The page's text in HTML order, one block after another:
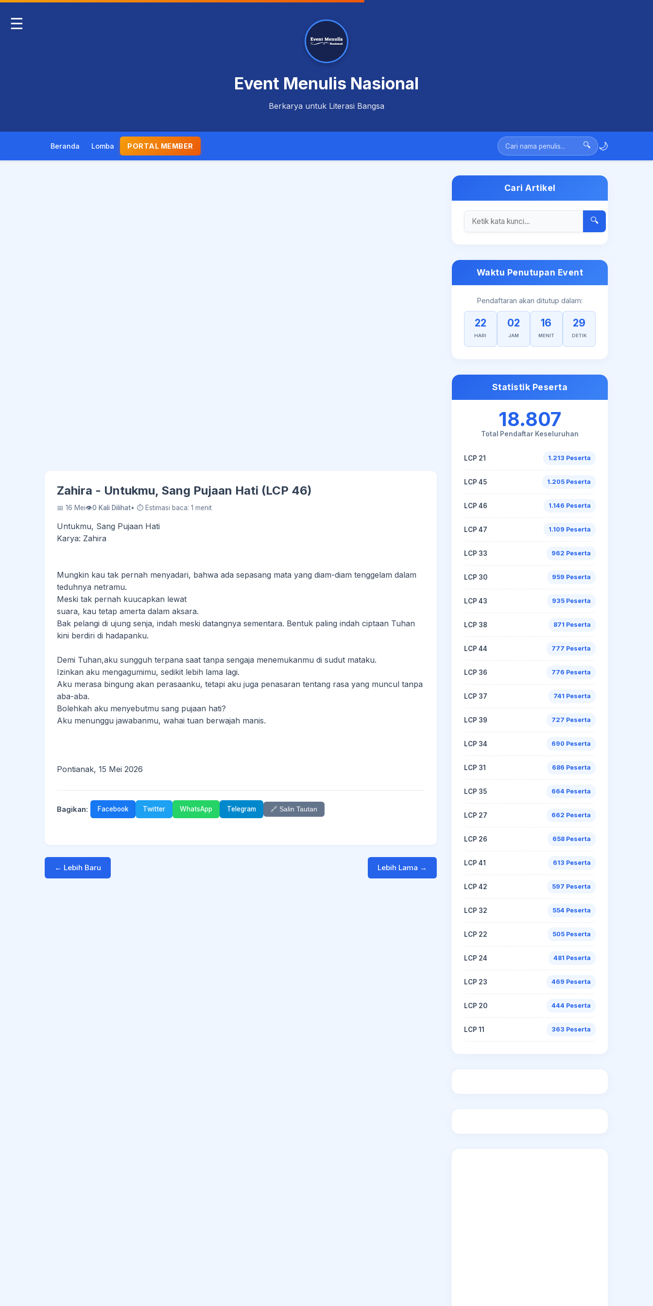
☰
Event Menulis Nasional
Berkarya untuk Literasi Bangsa
Beranda Lomba PORTAL MEMBER 🔍 🌙
Zahira - Untukmu, Sang Pujaan Hati (LCP 46)
📅 16 Mei👁0 Kali Dilihat• ⏱ Estimasi baca: 1 menit
Untukmu, Sang Pujaan Hati
Karya: Zahira
Mungkin kau tak pernah menyadari, bahwa ada sepasang mata yang diam-diam tenggelam dalam
teduhnya netramu.
Meski tak pernah kuucapkan lewat
suara, kau tetap amerta dalam aksara.
Bak pelangi di ujung senja, indah meski datangnya sementara. Bentuk paling indah ciptaan Tuhan
kini berdiri di hadapanku.
Demi Tuhan,aku sungguh terpana saat tanpa sengaja menemukanmu di sudut mataku.
Izinkan aku mengagumimu, sedikit lebih lama lagi.
Aku merasa bingung akan perasaanku, tetapi aku juga penasaran tentang rasa yang muncul tanpa
aba-aba.
Bolehkah aku menyebutmu sang pujaan hati?
Aku menunggu jawabanmu, wahai tuan berwajah manis.
Pontianak, 15 Mei 2026
Bagikan: Facebook Twitter WhatsApp Telegram 🔗 Salin Tautan
← Lebih Baru Lebih Lama →
Cari Artikel
🔍
Waktu Penutupan Event
Pendaftaran akan ditutup dalam:
22
HARI
02
JAM
16
MENIT
28
DETIK
Statistik Peserta
18.807
Total Pendaftar Keseluruhan
LCP 21 1.213 Peserta
LCP 45 1.205 Peserta
LCP 46 1.146 Peserta
LCP 47 1.109 Peserta
LCP 33 962 Peserta
LCP 30 959 Peserta
LCP 43 935 Peserta
LCP 38 871 Peserta
LCP 44 777 Peserta
LCP 36 776 Peserta
LCP 37 741 Peserta
LCP 39 727 Peserta
LCP 34 690 Peserta
LCP 31 686 Peserta
LCP 35 664 Peserta
LCP 27 662 Peserta
LCP 26 658 Peserta
LCP 41 613 Peserta
LCP 42 597 Peserta
LCP 32 554 Peserta
LCP 22 505 Peserta
LCP 24 481 Peserta
LCP 23 469 Peserta
LCP 20 444 Peserta
LCP 11 363 Peserta